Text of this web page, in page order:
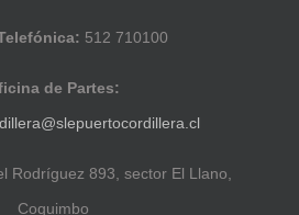
512 710100
de Partes:
Rodríguez 893, sector El Llano,
Coquimbo